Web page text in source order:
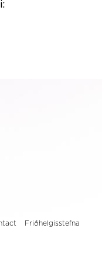
Friðhelgisstefna